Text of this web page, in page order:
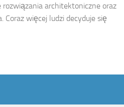
architektoniczne oraz
więcej ludzi decyduje się